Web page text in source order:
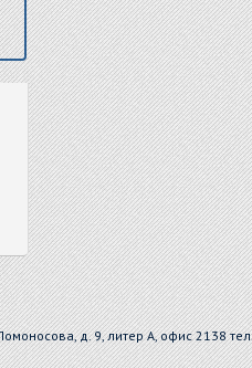
д. 9, литер А, офис 2138